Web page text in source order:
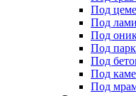
Под
Под
Под
Под
Под
Под
Под